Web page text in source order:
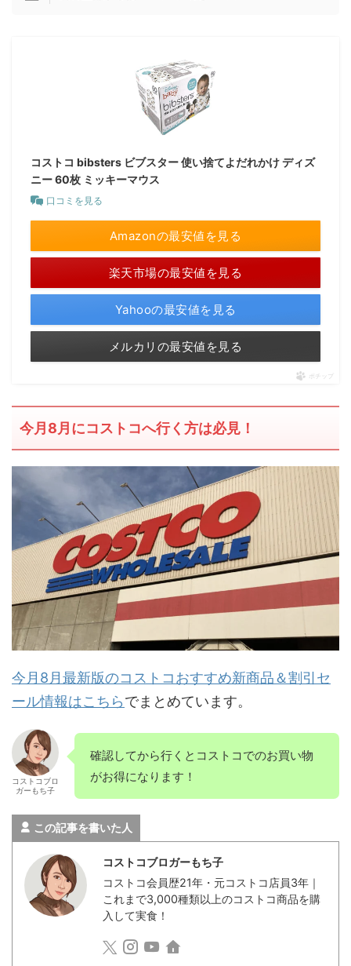
コストコ bibsters ビブスター 使い捨てよだれかけ ディズ
ニー 60枚 ミッキーマウス
口コミを見る
Amazonの最安値を見る
楽天市場の最安値を見る
Yahooの最安値を見る
メルカリの最安値を見る
ポチップ
今月8月にコストコへ行く方は必見！
今月8月最新版のコストコおすすめ新商品＆割引セ
ール情報はこちらでまとめています。
コストコブロ
ガーもち子
確認してから行くとコストコでのお買い物
がお得になります！
この記事を書いた人
コストコブロガーもち子
コストコ会員歴21年・元コストコ店員3年｜
これまで3,000種類以上のコストコ商品を購
入して実食！